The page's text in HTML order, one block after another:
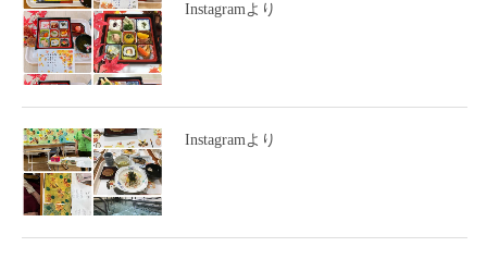
Instagramより
Instagramより